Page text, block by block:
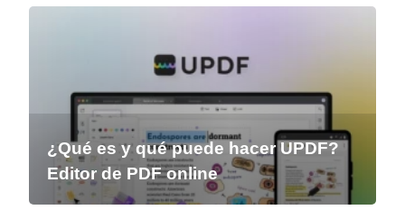
¿Qué es y qué puede hacer UPDF?
Editor de PDF online